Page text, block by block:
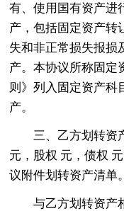
有、使用国有资产进
产，包括固定资产转
失和非正常损失报损
产。本协议所称固定
则》列入固定资产科
产。
三、乙方划转资
元，股权 元，债权
议附件划转资产清单。
与乙方划转资产